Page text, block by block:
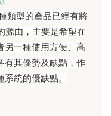
類型的產品已經有將
源由，主要是希望在
另一種使用方便、高
有其優勢及缺點，作
統的優缺點。